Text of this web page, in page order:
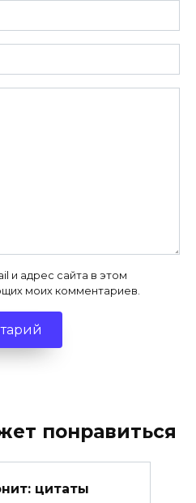
и адрес сайта в этом
моих комментариев.
понравиться
цитаты